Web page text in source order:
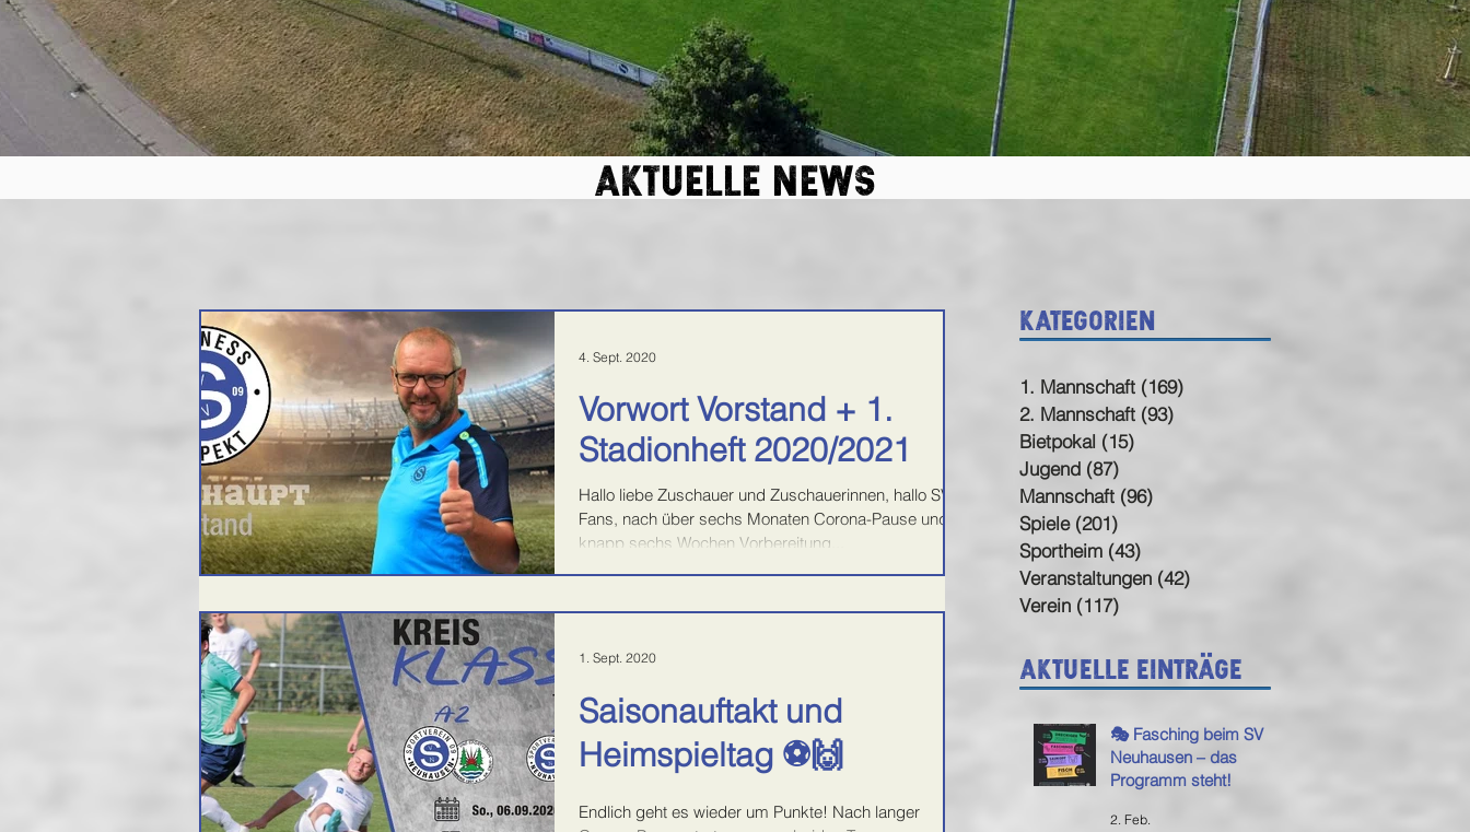
aktuelle news
Vorwort Vorstand + 1.
Stadionheft 2020/2021
Hallo liebe Zuschauer und Zuschauerinnen, hallo SVN
Fans, nach über sechs Monaten Corona-Pause und
knapp sechs Wochen Vorbereitung...
4. Sept. 2020
Saisonauftakt und
Heimspieltag ⚽️🙌
Endlich geht es wieder um Punkte! Nach langer
1. Sept. 2020
Kategorien
1. Mannschaft (169)
2. Mannschaft (93)
Bietpokal (15)
Jugend (87)
Mannschaft (96)
Spiele (201)
Sportheim (43)
Veranstaltungen (42)
Verein (117)
Aktuelle Einträge
🎭 Fasching beim SV
Neuhausen – das
Programm steht!
2. Feb.